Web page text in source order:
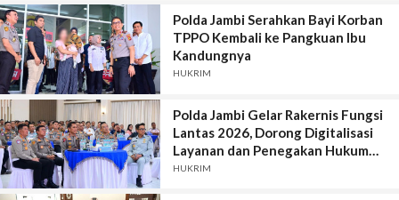
Polda Jambi Serahkan Bayi Korban
TPPO Kembali ke Pangkuan Ibu
Kandungnya
HUKRIM
Polda Jambi Gelar Rakernis Fungsi
Lantas 2026, Dorong Digitalisasi
Layanan dan Penegakan Hukum
yang Humanis
HUKRIM